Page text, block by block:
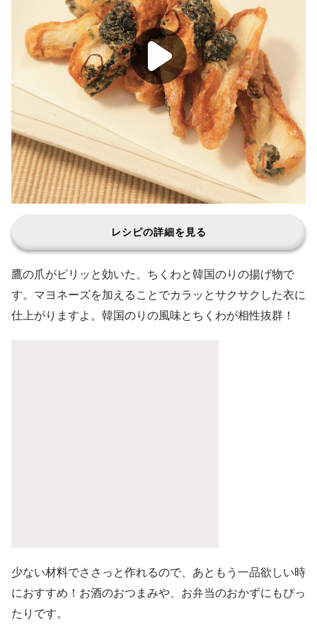
レシピの詳細を見る
鷹の爪がピリッと効いた、ちくわと韓国のりの揚げ物で
す。マヨネーズを加えることでカラッとサクサクした衣に
仕上がりますよ。韓国のりの風味とちくわが相性抜群！
少ない材料でささっと作れるので、あともう一品欲しい時
におすすめ！お酒のおつまみや、お弁当のおかずにもぴっ
たりです。